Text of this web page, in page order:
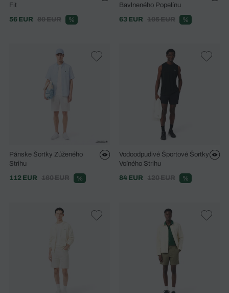
Fit
56 EUR
80 EUR %
Bavlneného Popelínu
63 EUR
105 EUR %
Pánske Šortky Zúženého
Strihu
112 EUR
160 EUR %
Vodoodpudivé Športové Šortky
Voľného Strihu
84 EUR
120 EUR %